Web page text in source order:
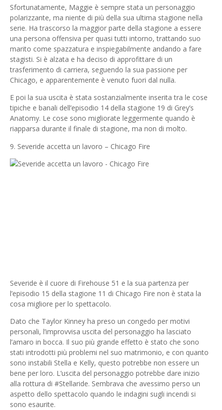
Sfortunatamente, Maggie è sempre stata un personaggio
polarizzante, ma niente di più della sua ultima stagione nella
serie. Ha trascorso la maggior parte della stagione a essere
una persona offensiva per quasi tutti intorno, trattando suo
marito come spazzatura e inspiegabilmente andando a fare
stagisti. Si è alzata e ha deciso di approfittare di un
trasferimento di carriera, seguendo la sua passione per
Chicago, e apparentemente è venuto fuori dal nulla.
E poi la sua uscita è stata sostanzialmente inserita tra le cose
tipiche e banali dell’episodio 14 della stagione 19 di Grey’s
Anatomy. Le cose sono migliorate leggermente quando è
riapparsa durante il finale di stagione, ma non di molto.
9. Severide accetta un lavoro – Chicago Fire
Severide è il cuore di Firehouse 51 e la sua partenza per
l’episodio 15 della stagione 11 di Chicago Fire non è stata la
cosa migliore per lo spettacolo.
Dato che Taylor Kinney ha preso un congedo per motivi
personali, l’improvvisa uscita del personaggio ha lasciato
l’amaro in bocca. Il suo più grande effetto è stato che sono
stati introdotti più problemi nel suo matrimonio, e con quanto
sono instabili Stella e Kelly, questo potrebbe non essere un
bene per loro. L’uscita del personaggio potrebbe dare inizio
alla rottura di #Stellaride. Sembrava che avessimo perso un
aspetto dello spettacolo quando le indagini sugli incendi si
sono esaurite.